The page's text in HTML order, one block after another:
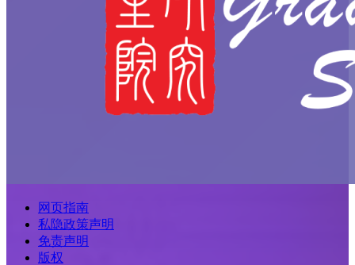
网页指南
私隐政策声明
免责声明
版权